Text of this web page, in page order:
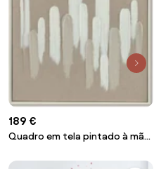
189 €
Quadro em tela pintado à mão